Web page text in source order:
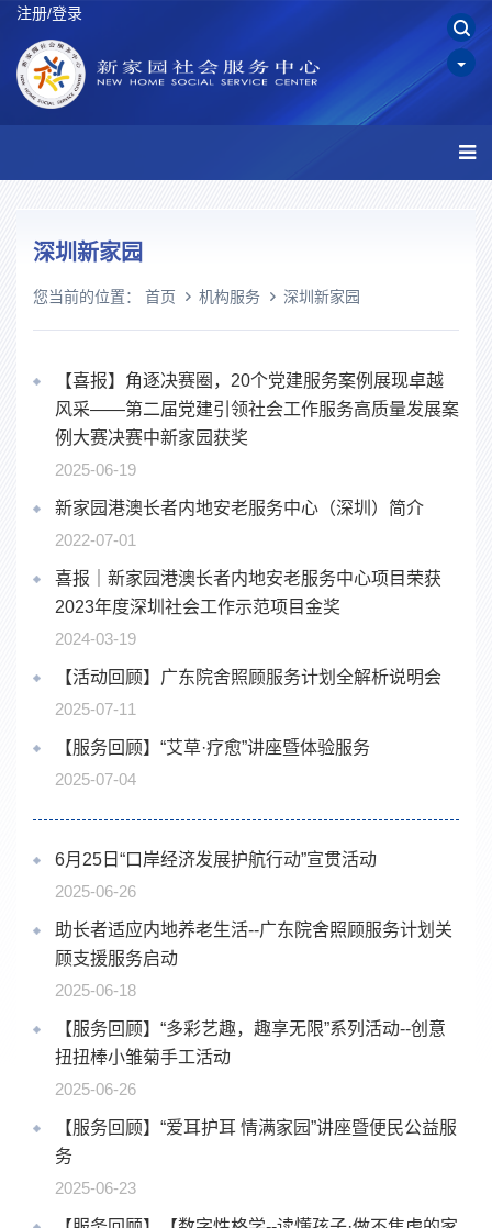
注册/登录
深圳新家园
您当前的位置： 首页 机构服务 深圳新家园
【喜报】角逐决赛圈，20个党建服务案例展现卓越
风采——第二届党建引领社会工作服务高质量发展案
例大赛决赛中新家园获奖
2025-06-19
新家园港澳长者内地安老服务中心（深圳）简介
2022-07-01
喜报｜新家园港澳长者内地安老服务中心项目荣获
2023年度深圳社会工作示范项目金奖
2024-03-19
【活动回顾】广东院舍照顾服务计划全解析说明会
2025-07-11
【服务回顾】“艾草·疗愈”讲座暨体验服务
2025-07-04
6月25日“口岸经济发展护航行动”宣贯活动
2025-06-26
助长者适应内地养老生活--广东院舍照顾服务计划关
顾支援服务启动
2025-06-18
【服务回顾】“多彩艺趣，趣享无限”系列活动--创意
扭扭棒小雏菊手工活动
2025-06-26
【服务回顾】“爱耳护耳 情满家园”讲座暨便民公益服
务
2025-06-23